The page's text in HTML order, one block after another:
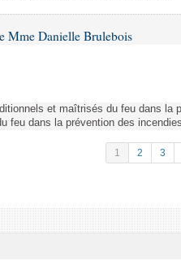
Mme Danielle Brulebois
et maîtrisés du feu dans la
feu dans la prévention des
1 2 3